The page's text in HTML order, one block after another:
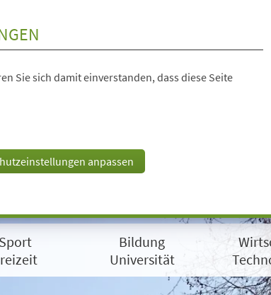
Sie sich damit einverstanden, dass diese Seite
anpassen
Sport
Bildung
Universität